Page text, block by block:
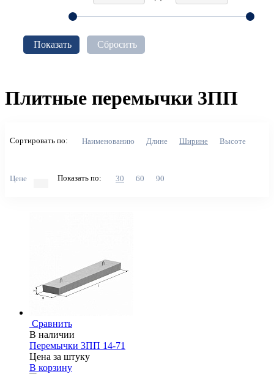
Показать Сбросить
Плитные перемычки 3ПП
Сортировать по: Наименованию Длине Ширине Высоте
Цене Показать по: 30 60 90
Сравнить
В наличии
Перемычки 3ПП 14-71
Цена за штуку
В корзину